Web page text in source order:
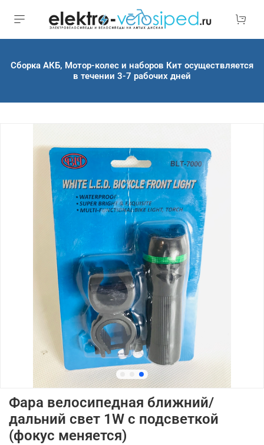
Сборка АКБ, Мотор-колес и наборов Кит осуществляется
в течении 3-7 рабочих дней
Фара велосипедная ближний/
дальний свет 1W с подсветкой
(фокус меняется)